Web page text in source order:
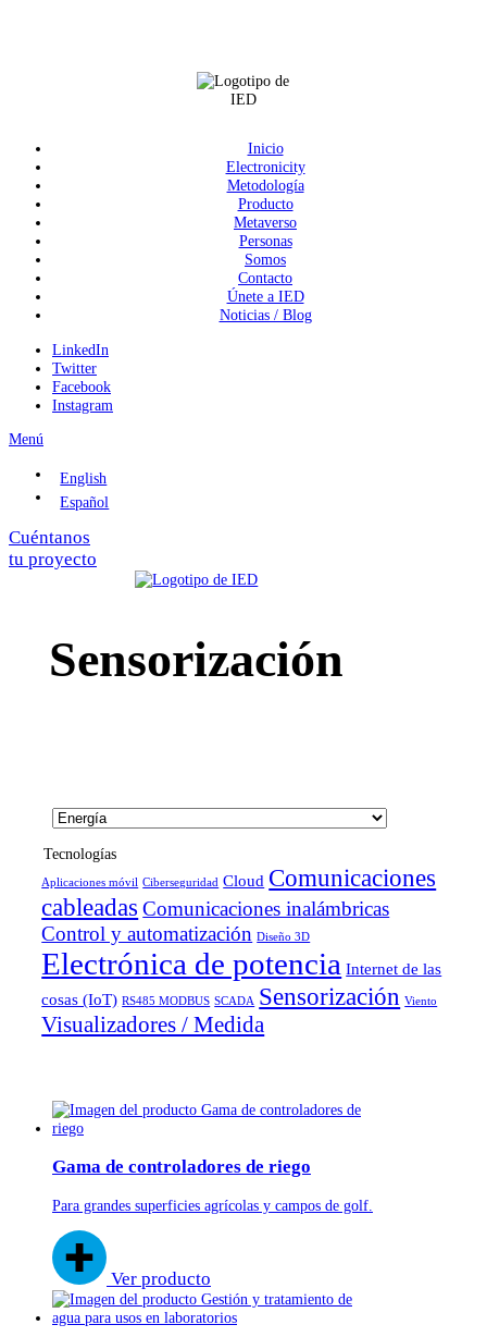
Inicio
Electronicity
Metodología
Producto
Metaverso
Personas
Somos
Contacto
Únete a IED
Noticias / Blog
LinkedIn
Twitter
Facebook
Instagram
Menú
English
Español
Cuéntanos
tu proyecto
Sensorización
Tecnologías
Aplicaciones móvil Ciberseguridad Cloud Comunicaciones
cableadas Comunicaciones inalámbricas
Control y automatización Diseño 3D
Electrónica de potencia Internet de las
cosas (IoT) RS485 MODBUS SCADA Sensorización Viento
Visualizadores / Medida
Gama de controladores de riego
Para grandes superficies agrícolas y campos de golf.
Ver producto